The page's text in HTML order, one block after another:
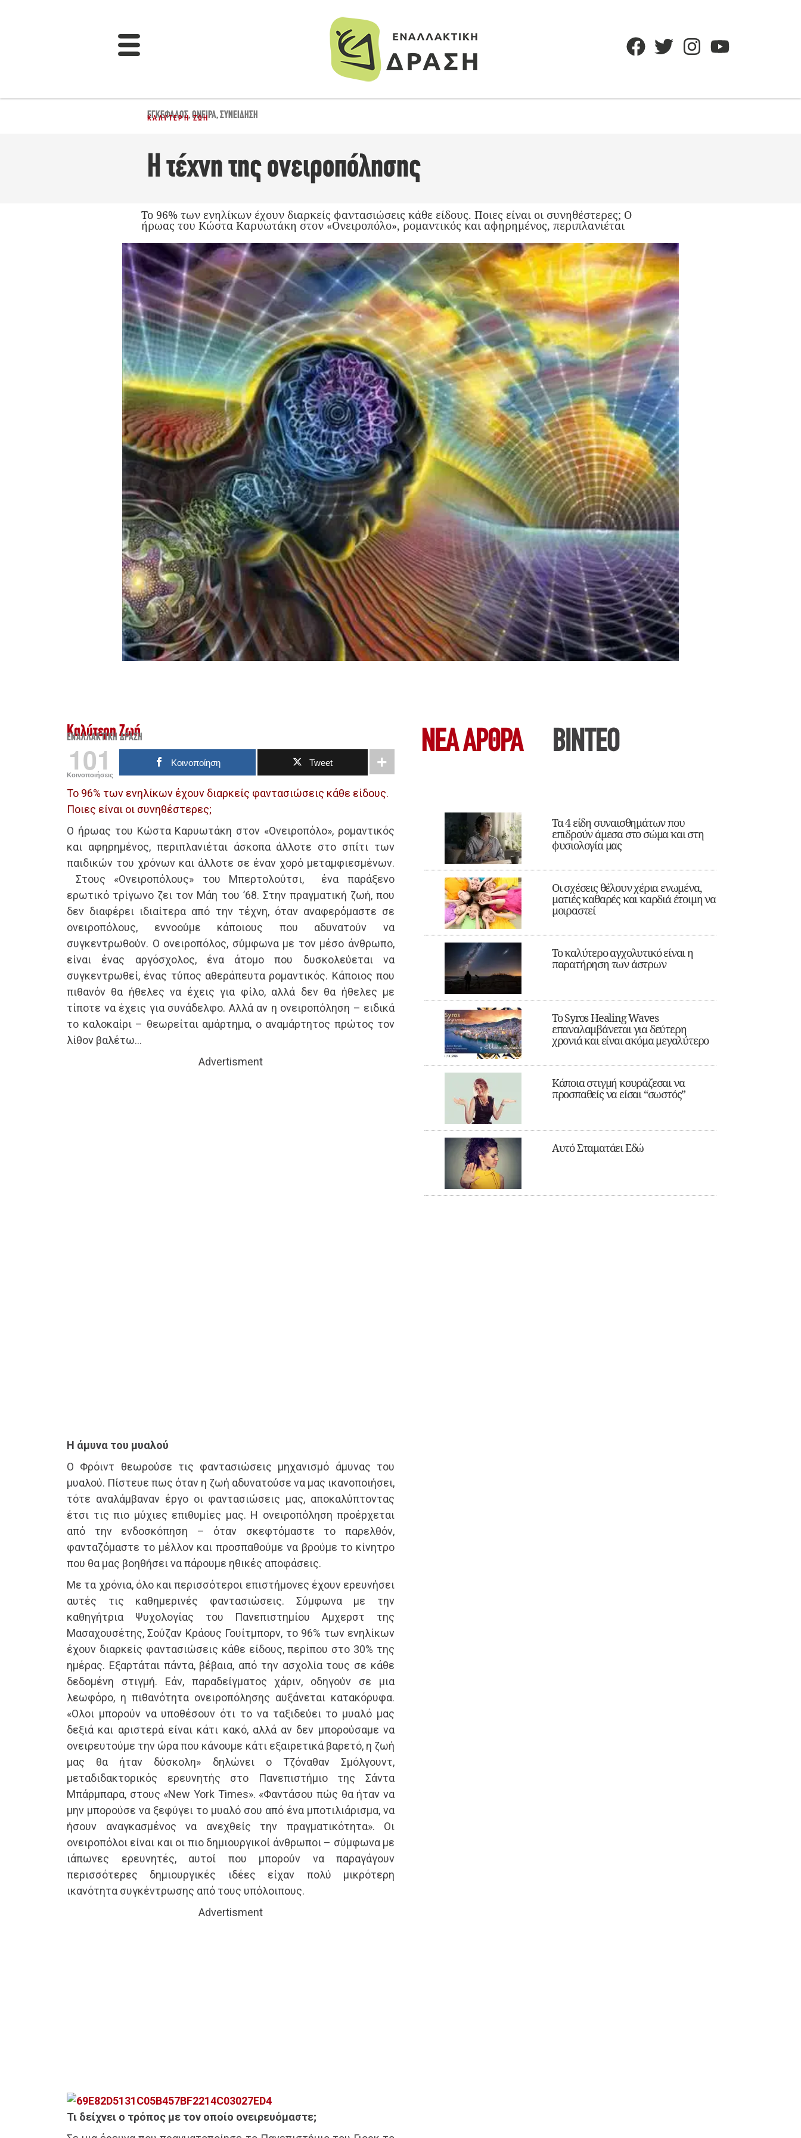
ΕΓΚΈΦΑΛΟΣ,ΌΝΕΙΡΑ,ΣΥΝΕΊΔΗΣΗ
ΚΑΛΎΤΕΡΗ ΖΩΉ
Η τέχνη της ονειροπόλησης
Το 96% των ενηλίκων έχουν διαρκείς φαντασιώσεις κάθε είδους. Ποιες είναι οι συνηθέστερες; Ο
ήρωας του Kώστα Kαρυωτάκη στον «Ονειροπόλο», ρομαντικός και αφηρημένος, περιπλανιέται
Καλύτερη Ζωή
ΕΝΑΛΛΑΚΤΙΚΉ ΔΡΆΣΗ
101
Κοινοποιήσεις
Κοινοποίηση Tweet
Το 96% των ενηλίκων έχουν διαρκείς φαντασιώσεις κάθε είδους.
Ποιες είναι οι συνηθέστερες;
Ο ήρωας του Kώστα Kαρυωτάκη στον «Ονειροπόλο», ρομαντικός
και αφηρημένος, περιπλανιέται άσκοπα άλλοτε στο σπίτι των
παιδικών του χρόνων και άλλοτε σε έναν χορό μεταμφιεσμένων.
Στους «Ονειροπόλους» του Mπερτολούτσι, ένα παράξενο
ερωτικό τρίγωνο ζει τον Μάη του ’68. Στην πραγματική ζωή, που
δεν διαφέρει ιδιαίτερα από την τέχνη, όταν αναφερόμαστε σε
ονειροπόλους, εννοούμε κάποιους που αδυνατούν να
συγκεντρωθούν. Ο ονειροπόλος, σύμφωνα με τον μέσο άνθρωπο,
είναι ένας αργόσχολος, ένα άτομο που δυσκολεύεται να
συγκεντρωθεί, ένας τύπος αθεράπευτα ρομαντικός. Κάποιος που
πιθανόν θα ήθελες να έχεις για φίλο, αλλά δεν θα ήθελες με
τίποτε να έχεις για συνάδελφο. Αλλά αν η ονειροπόληση – ειδικά
το καλοκαίρι – θεωρείται αμάρτημα, ο αναμάρτητος πρώτος τον
λίθον βαλέτω…
Advertisment
Η άμυνα του μυαλού
Ο Φρόιντ θεωρούσε τις φαντασιώσεις μηχανισμό άμυνας του
μυαλού. Πίστευε πως όταν η ζωή αδυνατούσε να μας ικανοποιήσει,
τότε αναλάμβαναν έργο οι φαντασιώσεις μας, αποκαλύπτοντας
έτσι τις πιο μύχιες επιθυμίες μας. Η ονειροπόληση προέρχεται
από την ενδοσκόπηση – όταν σκεφτόμαστε το παρελθόν,
φανταζόμαστε το μέλλον και προσπαθούμε να βρούμε το κίνητρο
που θα μας βοηθήσει να πάρουμε ηθικές αποφάσεις.
Με τα χρόνια, όλο και περισσότεροι επιστήμονες έχουν ερευνήσει
αυτές τις καθημερινές φαντασιώσεις. Σύμφωνα με την
καθηγήτρια Ψυχολογίας του Πανεπιστημίου Αμχερστ της
Μασαχουσέτης, Σούζαν Κράους Γουίτμπορν, το 96% των ενηλίκων
έχουν διαρκείς φαντασιώσεις κάθε είδους, περίπου στο 30% της
ημέρας. Εξαρτάται πάντα, βέβαια, από την ασχολία τους σε κάθε
δεδομένη στιγμή. Εάν, παραδείγματος χάριν, οδηγούν σε μια
λεωφόρο, η πιθανότητα ονειροπόλησης αυξάνεται κατακόρυφα.
«Ολοι μπορούν να υποθέσουν ότι το να ταξιδεύει το μυαλό μας
δεξιά και αριστερά είναι κάτι κακό, αλλά αν δεν μπορούσαμε να
ονειρευτούμε την ώρα που κάνουμε κάτι εξαιρετικά βαρετό, η ζωή
μας θα ήταν δύσκολη» δηλώνει ο Τζόναθαν Σμόλγουντ,
μεταδιδακτορικός ερευνητής στο Πανεπιστήμιο της Σάντα
Μπάρμπαρα, στους «New York Times». «Φαντάσου πώς θα ήταν να
μην μπορούσε να ξεφύγει το μυαλό σου από ένα μποτιλιάρισμα, να
ήσουν αναγκασμένος να ανεχθείς την πραγματικότητα». Οι
ονειροπόλοι είναι και οι πιο δημιουργικοί άνθρωποι – σύμφωνα με
ιάπωνες ερευνητές, αυτοί που μπορούν να παραγάγουν
περισσότερες δημιουργικές ιδέες είχαν πολύ μικρότερη
ικανότητα συγκέντρωσης από τους υπόλοιπους.
Advertisment
Τι δείχνει ο τρόπος με τον οποίο ονειρευόμαστε;
ΝΕΑ ΆΡΘΡΑ ΒΙΝΤΕΟ
Τα 4 είδη συναισθημάτων που
επιδρούν άμεσα στο σώμα και στη
φυσιολογία μας
Οι σχέσεις θέλουν χέρια ενωμένα,
ματιές καθαρές και καρδιά έτοιμη να
μοιραστεί
Το καλύτερο αγχολυτικό είναι η
παρατήρηση των άστρων
Το Syros Healing Waves
επαναλαμβάνεται για δεύτερη
χρονιά και είναι ακόμα μεγαλύτερο
Κάποια στιγμή κουράζεσαι να
προσπαθείς να είσαι “σωστός”
Αυτό Σταματάει Εδώ